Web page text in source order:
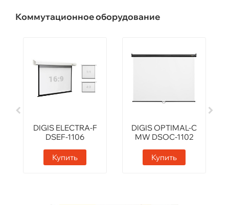
Коммутационное оборудование
DIGIS ELECTRA-F
DSEF-1106
Купить
DIGIS OPTIMAL-C
MW DSOC-1102
Купить